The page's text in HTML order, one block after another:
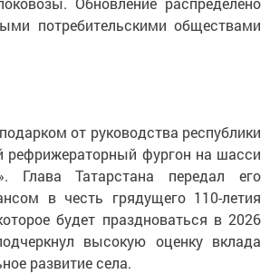
потребительскими обществами
от руководства республики
рефрижераторный фургон на шасси
Глава Татарстана передал его
в честь грядущего 110-летия
будет праздноваться в 2026
высокую оценку вклада
развитие села.